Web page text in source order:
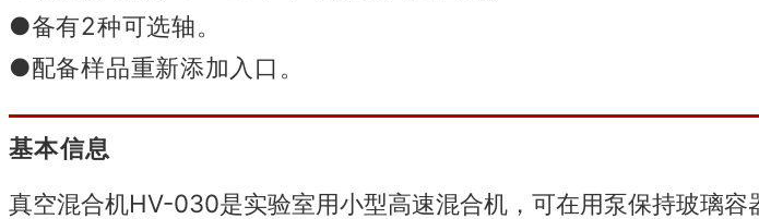
●备有2种可选轴。
●配备样品重新添加入口。
基本信息
真空混合机HV-030是实验室用小型高速混合机，可在用泵保持玻璃容